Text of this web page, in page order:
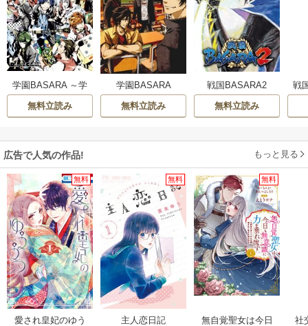
学園BASARA ～学
祭乱闘編～
無料立読み
学園BASARA
無料立読み
戦国BASARA2
無料立読み
戦
広告で人気の作品! もっと見る
無料
愛され皇妃のゆう
無料
主人恋日記
無料
無自覚聖女は今日
社